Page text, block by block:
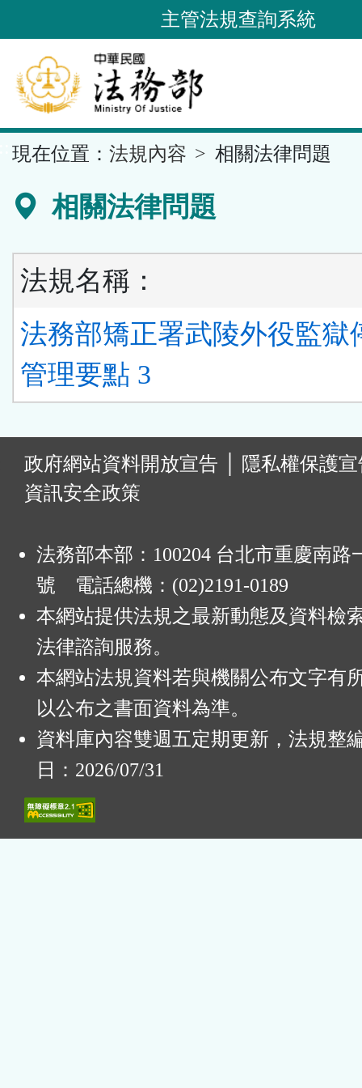
到
要
內
容
區
主管法規查詢系統
現在位置： 法規內容 相關法律問題
相關法律問題
法規名稱：
法務部矯正署武陵外役監獄
管理要點 3
政府網站資料開放宣告
隱私權保護
資訊安全政策
法務部本部：100204 台北市重慶南路
號 電話總機：(02)2191-0189
本網站提供法規之最新動態及資料檢
法律諮詢服務。
本網站法規資料若與機關公布文字有
以公布之書面資料為準。
資料庫內容雙週五定期更新，法規整
日：2026/07/31